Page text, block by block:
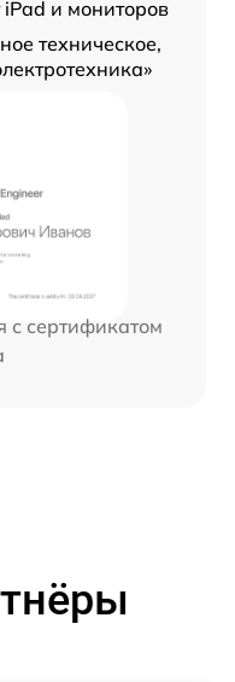
iPad и мониторов
техническое,
с сертификатом